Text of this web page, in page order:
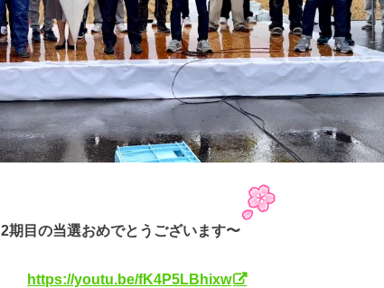
2期目の当選おめでとうございます〜
https://youtu.be/fK4P5LBhixw